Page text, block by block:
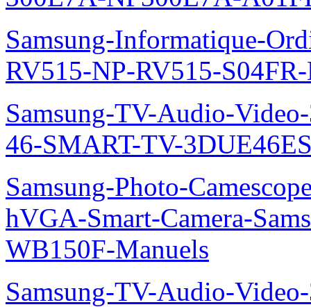
Samsung-Informatique-
RV515-NP-RV515-
Samsung-TV-Audio-
46-SMART-TV-
Samsung-Photo-
hVGA-Smart-Camera-
WB150F-Manuels
Samsung-TV-Audio-